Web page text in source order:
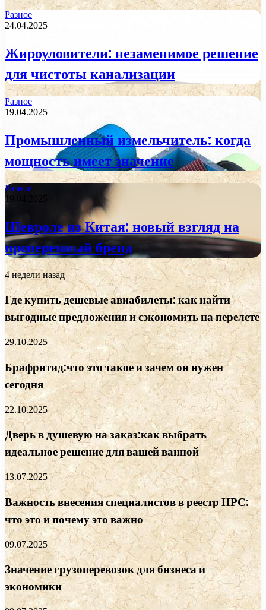
Разное
24.04.2025
Жироуловители: незаменимое решение
для чистоты канализации
Разное
19.04.2025
Промышленный измельчитель: когда
мощность имеет значение
Разное
19.04.2025
Шевроле из Китая: новый взгляд на
проверенный бренд
4 недели назад
Где купить дешевые авиабилеты: как найти
выгодные предложения и сэкономить на перелете
29.10.2025
Брафритид:что это такое и зачем он нужен
сегодня
22.10.2025
Дверь в душевую на заказ:как выбрать
идеальное решение для вашей ванной
13.07.2025
Важность внесения специалистов в реестр НРС:
что это и почему это важно
09.07.2025
Значение грузоперевозок для бизнеса и
экономики